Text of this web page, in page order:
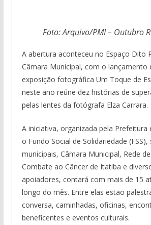
Foto: Arquivo/PMI – Outubro
A abertura aconteceu no Espaço Dito
Câmara Municipal, com o lançamento
exposição fotográfica Um Toque de
neste ano reúne dez histórias de
pelas lentes da fotógrafa Elza Carrara.
A iniciativa, organizada pela Prefeitura
o Fundo Social de Solidariedade (FSS),
municipais, Câmara Municipal, Rede
Combate ao Câncer de Itatiba e
apoiadores, contará com mais de 15
longo do mês. Entre elas estão
conversa, caminhadas, oficinas,
beneficentes e eventos culturais.